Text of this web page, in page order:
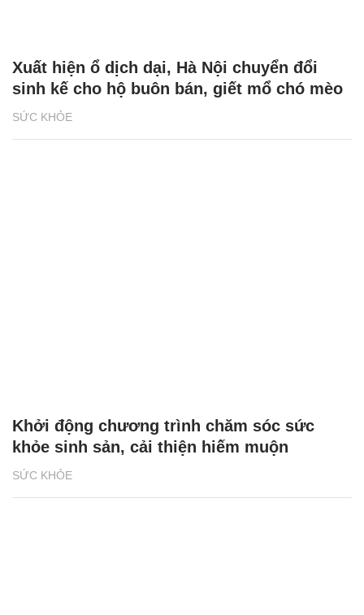
SỨC KHỎE
Xuất hiện ổ dịch dại, Hà Nội chuyển đổi
sinh kế cho hộ buôn bán, giết mổ chó mèo
SỨC KHỎE
Khởi động chương trình chăm sóc sức
khỏe sinh sản, cải thiện hiếm muộn